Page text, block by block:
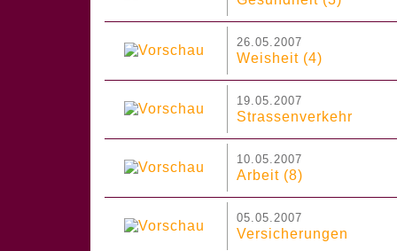
26.05.2007
Weisheit (4)
19.05.2007
Strassenverkehr
10.05.2007
Arbeit (8)
05.05.2007
Versicherungen